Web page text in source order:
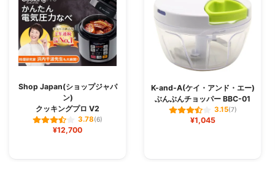
Shop Japan(ショップジャパ
ン)
クッキングプロ V2
3.78(6)
¥12,700
K-and-A(ケイ・アンド・エー)
ぶんぶんチョッパー BBC-01
3.15(7)
¥1,045